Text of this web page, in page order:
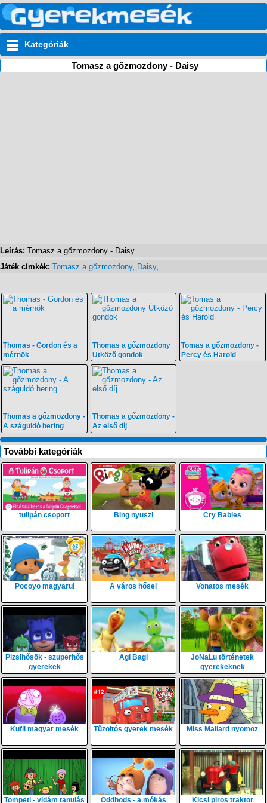
Kategóriák
Tomasz a gőzmozdony - Daisy
Leírás: Tomasz a gőzmozdony - Daisy
Játék címkék: Tomasz a gőzmozdony, Daisy,
Thomas - Gordon és a
mérnök
Thomas a gőzmozdony
Ütköző gondok
Tomas a gőzmozdony -
Percy és Harold
Thomas a gőzmozdony -
A száguldó hering
Thomas a gőzmozdony -
Az első díj
További kategóriák
tulipán csoport Bing nyuszi Cry Babies
Pocoyo magyarul A város hősei Vonatos mesék
Pizsihősök - szuperhős
gyerekek
Agi Bagi
JoNaLu történetek
gyerekeknek
Kufli magyar mesék Tűzoltós gyerek mesék Miss Mallard nyomoz
Tompeti - vidám tanulás Oddbods - a mókás Kicsi piros traktor